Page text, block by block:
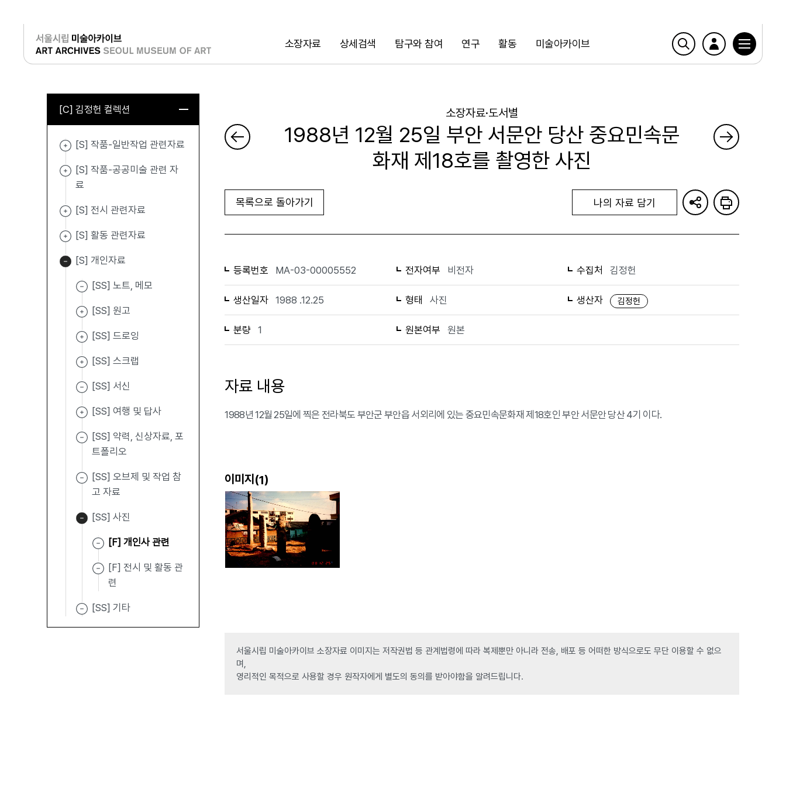
소장자료 상세검색 탐구와 참여 연구 활동 미술아카이브
검색
로그인
[C] 김정헌 컬렉션
[S] 작품-일반작업 관련자료
[S] 작품-공공미술 관련 자
료
[S] 전시 관련자료
[S] 활동 관련자료
[S] 개인자료
[SS] 노트, 메모
[SS] 원고
[SS] 드로잉
[SS] 스크랩
[SS] 서신
[SS] 여행 및 답사
[SS] 약력, 신상자료, 포
트폴리오
[SS] 오브제 및 작업 참
고 자료
[SS] 사진
[F] 개인사 관련
[F] 전시 및 활동 관
련
[SS] 기타
소장자료·도서별
1988년 12월 25일 부안 서문안 당산 중요민속문
화재 제18호를 촬영한 사진
목록으로 돌아가기 나의 자료 담기
등록번호 MA-03-00005552 전자여부 비전자 수집처 김정헌
생산일자 1988 .12.25 형태 사진 생산자 김정헌
분량 1 원본여부 원본
자료 내용
1988년 12월 25일에 찍은 전라북도 부안군 부안읍 서외리에 있는 중요민속문화재 제18호인 부안 서문안 당산 4기 이다.
이미지(1)
서울시립 미술아카이브 소장자료 이미지는 저작권법 등 관계법령에 따라 복제뿐만 아니라 전송, 배포 등 어떠한 방식으로도 무단 이용할 수 없으
며,
영리적인 목적으로 사용할 경우 원작자에게 별도의 동의를 받아야함을 알려드립니다.